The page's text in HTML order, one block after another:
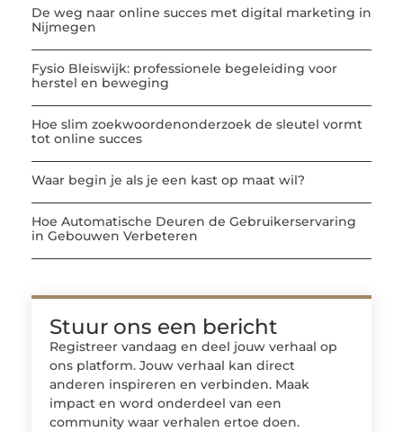
De weg naar online succes met digital marketing in
Nijmegen
Fysio Bleiswijk: professionele begeleiding voor
herstel en beweging
Hoe slim zoekwoordenonderzoek de sleutel vormt
tot online succes
Waar begin je als je een kast op maat wil?
Hoe Automatische Deuren de Gebruikerservaring
in Gebouwen Verbeteren
Stuur ons een bericht
Registreer vandaag en deel jouw verhaal op
ons platform. Jouw verhaal kan direct
anderen inspireren en verbinden. Maak
impact en word onderdeel van een
community waar verhalen ertoe doen.